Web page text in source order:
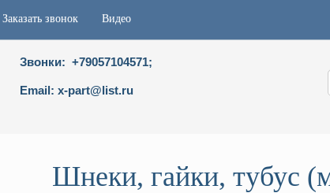
Заказать звонок Видео
Звонки: +79057104571;
Email: x-part@list.ru
Шнеки, гайки, тубус